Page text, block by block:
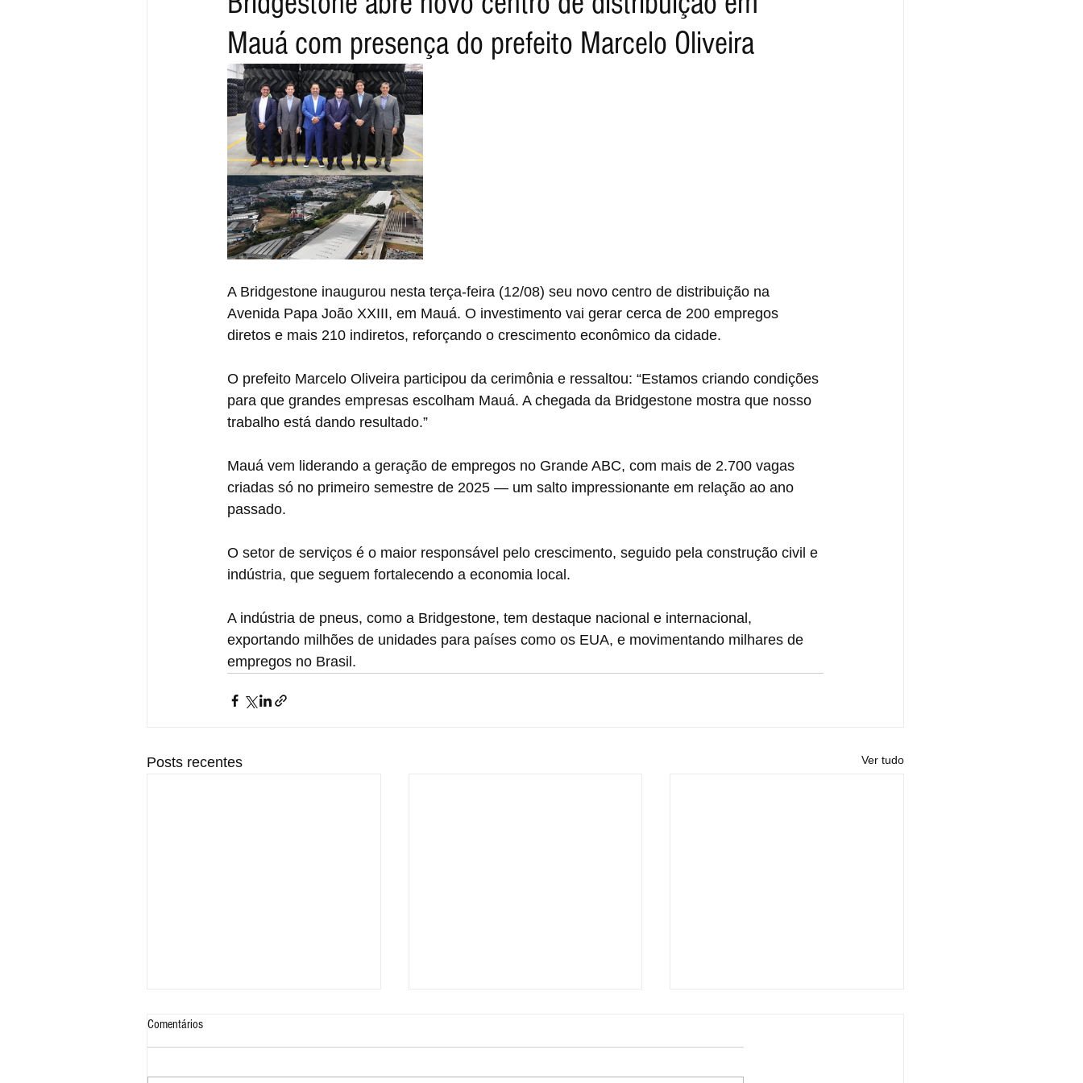
Mauá com presença do prefeito Marcelo Oliveira
A Bridgestone inaugurou nesta terça-feira (12/08) seu novo centro de distribuição na
Avenida Papa João XXIII, em Mauá. O investimento vai gerar cerca de 200 empregos
diretos e mais 210 indiretos, reforçando o crescimento econômico da cidade.
O prefeito Marcelo Oliveira participou da cerimônia e ressaltou: “Estamos criando condições
para que grandes empresas escolham Mauá. A chegada da Bridgestone mostra que nosso
trabalho está dando resultado.”
Mauá vem liderando a geração de empregos no Grande ABC, com mais de 2.700 vagas
criadas só no primeiro semestre de 2025 — um salto impressionante em relação ao ano
passado.
O setor de serviços é o maior responsável pelo crescimento, seguido pela construção civil e
indústria, que seguem fortalecendo a economia local.
A indústria de pneus, como a Bridgestone, tem destaque nacional e internacional,
exportando milhões de unidades para países como os EUA, e movimentando milhares de
empregos no Brasil.
Posts recentes Ver tudo
Comentários